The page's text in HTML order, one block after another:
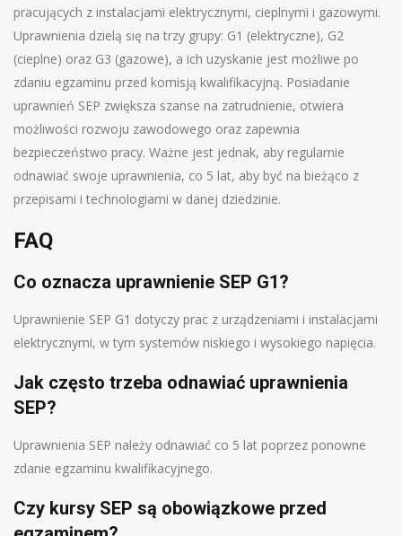
pracujących z instalacjami elektrycznymi, cieplnymi i gazowymi.
Uprawnienia dzielą się na trzy grupy: G1 (elektryczne), G2
(cieplne) oraz G3 (gazowe), a ich uzyskanie jest możliwe po
zdaniu egzaminu przed komisją kwalifikacyjną. Posiadanie
uprawnień SEP zwiększa szanse na zatrudnienie, otwiera
możliwości rozwoju zawodowego oraz zapewnia
bezpieczeństwo pracy. Ważne jest jednak, aby regularnie
odnawiać swoje uprawnienia, co 5 lat, aby być na bieżąco z
przepisami i technologiami w danej dziedzinie.
FAQ
Co oznacza uprawnienie SEP G1?
Uprawnienie SEP G1 dotyczy prac z urządzeniami i instalacjami
elektrycznymi, w tym systemów niskiego i wysokiego napięcia.
Jak często trzeba odnawiać uprawnienia
SEP?
Uprawnienia SEP należy odnawiać co 5 lat poprzez ponowne
zdanie egzaminu kwalifikacyjnego.
Czy kursy SEP są obowiązkowe przed